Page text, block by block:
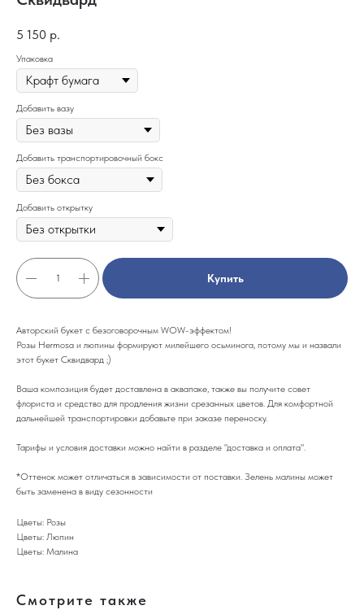
5 150 р.
Упаковка
Добавить вазу
Добавить транспортировочный бокс
Добавить открытку
Купить
Авторский букет с безоговорочным WOW-эффектом!
Розы Hermosa и люпины формируют милейшего осьминога, потому мы и назвали
этот букет Сквидвард ;)
Ваша композиция будет доставлена в аквапаке, также вы получите совет
флориста и средство для продления жизни срезанных цветов. Для комфортной
дальнейшей транспортировки добавьте при заказе переноску.
Тарифы и условия доставки можно найти в разделе "доставка и оплата".
*Оттенок может отличаться в зависимости от поставки. Зелень малины может
быть заменена в виду сезонности
Цветы: Розы
Цветы: Люпин
Цветы: Малина
Смотрите также